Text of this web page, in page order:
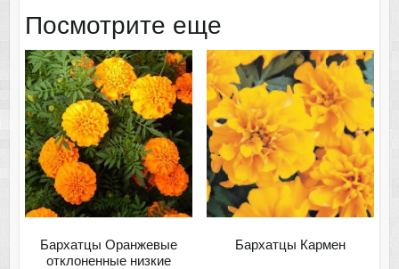
Посмотрите еще
Бархатцы Оранжевые
отклоненные низкие
Бархатцы Кармен